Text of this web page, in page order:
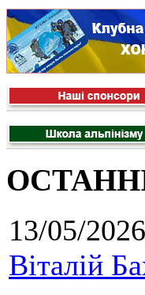
13/05/2026
Віталій